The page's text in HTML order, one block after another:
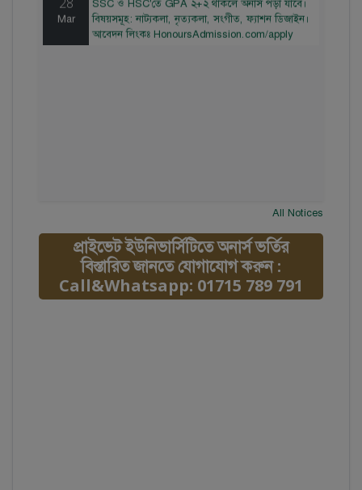
Mar
বিষয়সমূহ: নাট্যকলা, নৃত্যকলা, সংগীত, ফ্যাশন ডিজাইন।
আবেদন লিংকঃ HonoursAdmission.com/apply
All Notices
প্রাইভেট ইউনিভার্সিটিতে অনার্স ভর্তির
বিস্তারিত জানতে যোগাযোগ করুন :
Call&Whatsapp: 01715 789 791